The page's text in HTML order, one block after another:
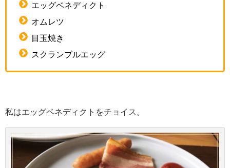
エッグベネディクト
オムレツ
目玉焼き
スクランブルエッグ
私はエッグベネディクトをチョイス。